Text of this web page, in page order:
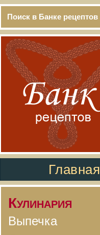
Поиск в Банке рецептов
Главная
Кулинария
Выпечка